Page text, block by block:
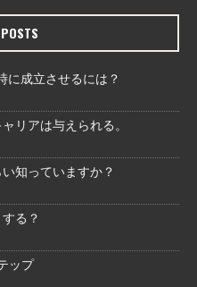
に成立させるには？
リアは与えられる。
知っていますか？
る？
ップ